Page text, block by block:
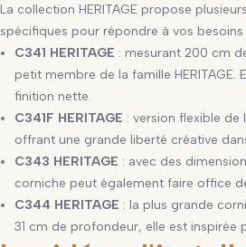
La collection HERITAGE propose
spécifiques pour répondre à vos
C341 HERITAGE : mesurant 200 cm
petit membre de la famille
finition nette.
C341F HERITAGE : version flexible
offrant une grande liberté créative
C343 HERITAGE : avec des
corniche peut également faire office
C344 HERITAGE : la plus grande
31 cm de profondeur, elle est inspirée